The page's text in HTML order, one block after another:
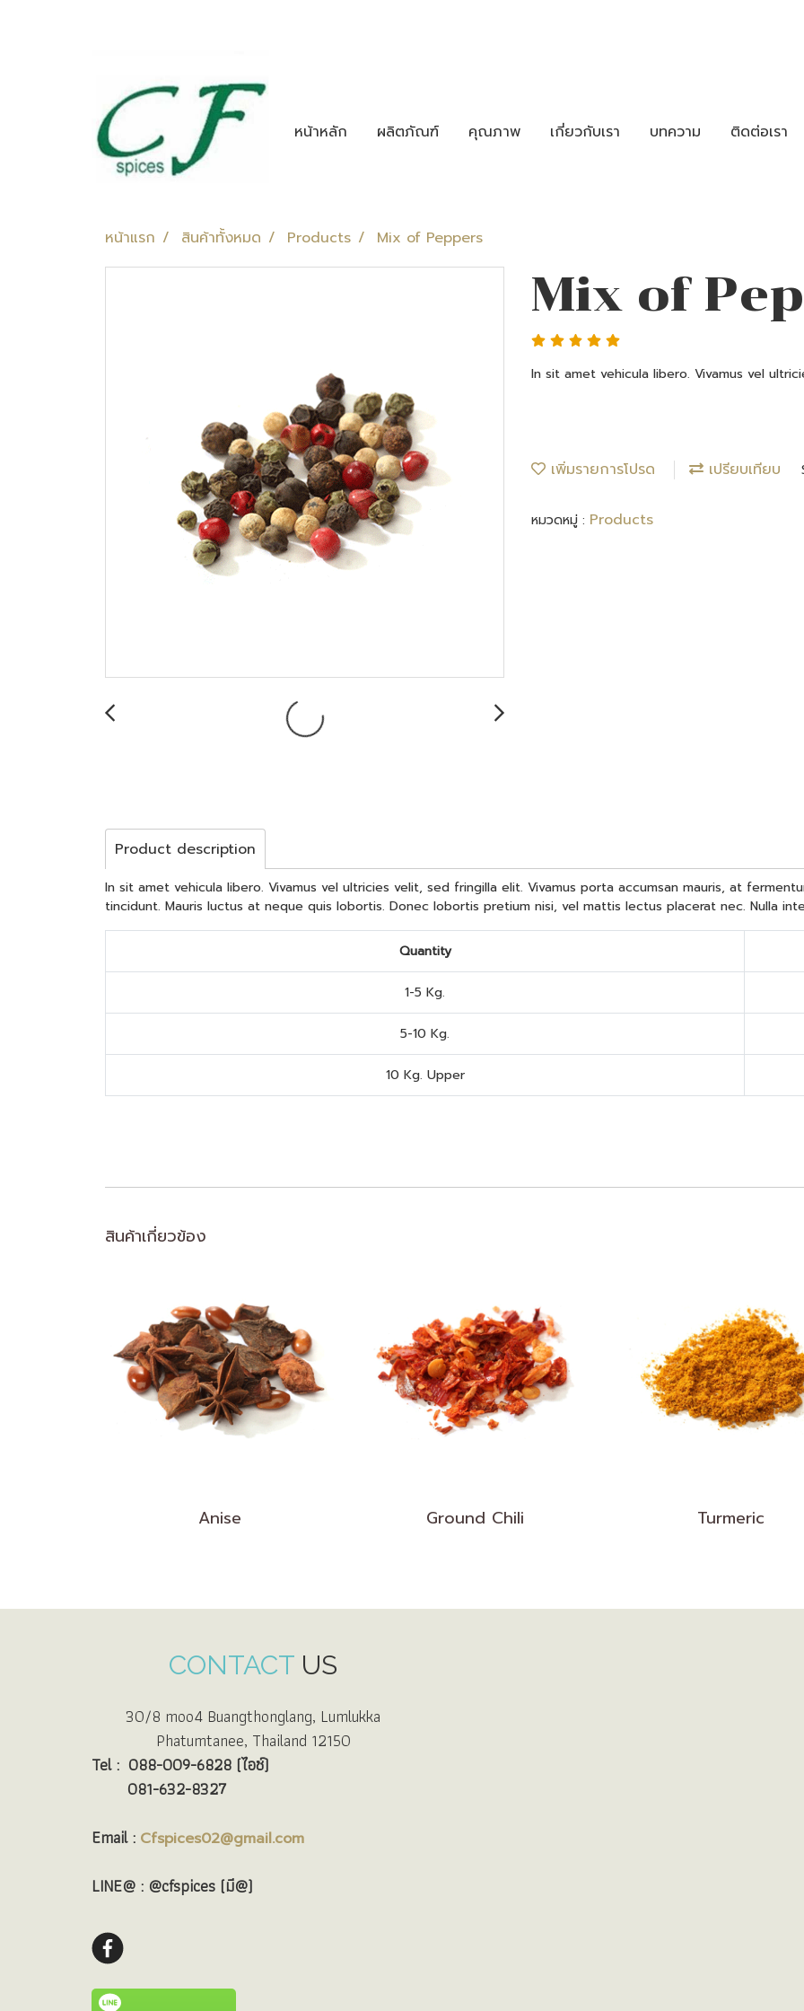
หน้าหลัก ผลิตภัณฑ์ คุณภาพ เกี่ยวกับเรา บทความ ติดต่อเรา
หน้าแรก สินค้าทั้งหมด Products Mix of Peppers
Mix of
In sit amet vehicula libero. Vivamus vel
เพิ่มรายการโปรด เปรียบเทียบ
หมวดหมู่ : Products
Product description
In sit amet vehicula libero. Vivamus vel ultricies velit, sed fringilla elit. Vivamus porta accumsan mauris, at
tincidunt. Mauris luctus at neque quis lobortis. Donec lobortis pretium nisi, vel mattis lectus placerat nec. Nulla
Quantity
1-5 Kg.
5-10 Kg.
10 Kg. Upper
สินค้าเกี่ยวข้อง
Anise Ground Chili Turmeric
CONTACT US
30/8 moo4 Buangthonglang, Lumlukka
Phatumtanee, Thailand 12150
Tel : 088-009-6828 (ไอซ์)
081-632-8327
Email : Cfspices02@gmail.com
LINE@ : @cfspices (มี@)